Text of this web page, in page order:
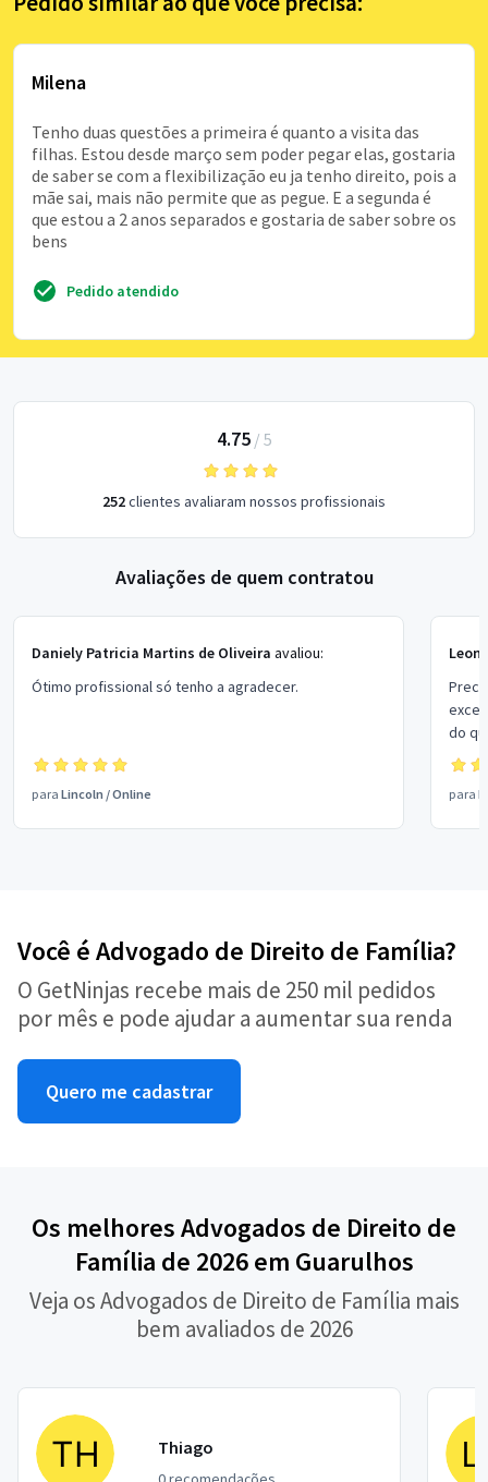
Milena
Tenho duas questões a primeira é quanto a visita das
filhas. Estou desde março sem poder pegar elas, gostaria
de saber se com a flexibilização eu ja tenho direito, pois a
mãe sai, mais não permite que as pegue. E a segunda é
que estou a 2 anos separados e gostaria de saber sobre os
bens
Pedido atendido
4.75/ 5
252clientes avaliaram nossos profissionais
Avaliações de quem contratou
Daniely Patricia Martins de Oliveira avaliou:
Ótimo profissional só tenho a agradecer.
para Lincoln /Online
do
para
Você é Advogado de Direito de Família?
O GetNinjas recebe mais de 250 mil pedidos
por mês e pode ajudar a aumentar sua renda
Quero me cadastrar
Os melhores Advogados de Direito de
Família de 2026 em Guarulhos
Veja os Advogados de Direito de Família mais
bem avaliados de 2026
Thiago